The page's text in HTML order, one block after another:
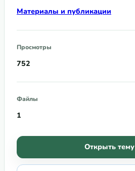
Материалы и публикации
Просмотры
752
Файлы
1
Открыть тему